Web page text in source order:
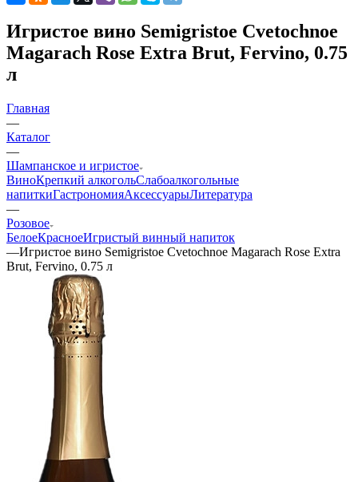
Игристое вино Semigristoe Cvetochnoe
Magarach Rose Extra Brut, Fervino, 0.75
л
Главная
—
Каталог
—
Шампанское и игристое
ВиноКрепкий алкогольСлабоалкогольные
напиткиГастрономияАксессуарыЛитература
—
Розовое
БелоеКрасноеИгристый винный напиток
—Игристое вино Semigristoe Cvetochnoe Magarach Rose Extra
Brut, Fervino, 0.75 л